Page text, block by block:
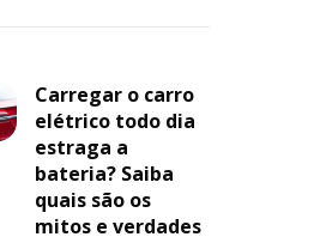
Carregar o carro
elétrico todo dia
estraga a
bateria? Saiba
quais são os
mitos e verdades